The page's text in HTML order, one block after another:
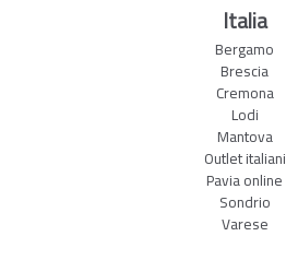
Italia
Bergamo
Brescia
Cremona
Lodi
Mantova
Outlet italiani
Pavia online
Sondrio
Varese